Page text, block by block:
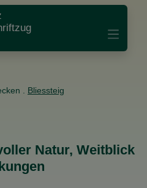
Bliessteig
Natur, Weitblick